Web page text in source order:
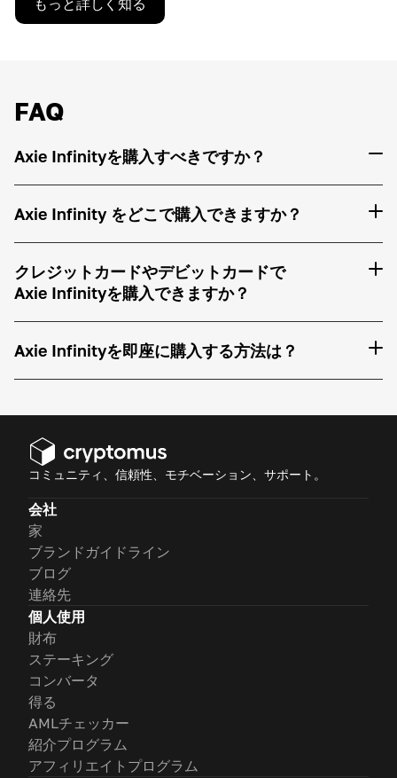
もっと詳しく知る
FAQ
Axie Infinityを購入すべきですか？
Axie Infinity をどこで購入できますか？
クレジットカードやデビットカードで
Axie Infinityを購入できますか？
Axie Infinityを即座に購入する方法は？
コミュニティ、信頼性、モチベーション、サポート。
会社
家
ブランドガイドライン
ブログ
連絡先
個人使用
財布
ステーキング
コンバータ
得る
AMLチェッカー
紹介プログラム
アフィリエイトプログラム